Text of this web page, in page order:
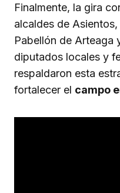
Finalmente, la gira
alcaldes de
Pabellón de Arteaga
diputados locales y
respaldaron esta
fortalecer el campo